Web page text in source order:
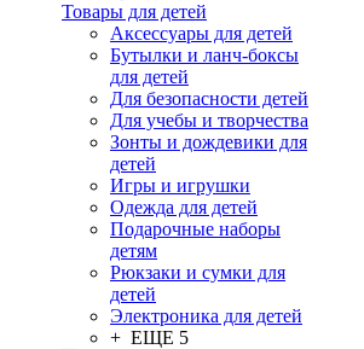
Товары для детей
Аксессуары для детей
Бутылки и ланч-боксы
для детей
Для безопасности детей
Для учебы и творчества
Зонты и дождевики для
детей
Игры и игрушки
Одежда для детей
Подарочные наборы
детям
Рюкзаки и сумки для
детей
Электроника для детей
+ ЕЩЕ 5